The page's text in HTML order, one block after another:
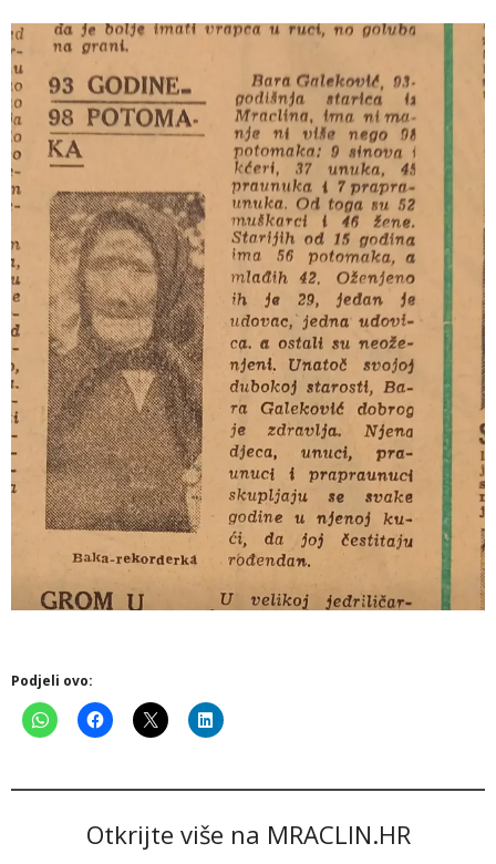
Podjeli ovo:
Otkrijte više na MRACLIN.HR